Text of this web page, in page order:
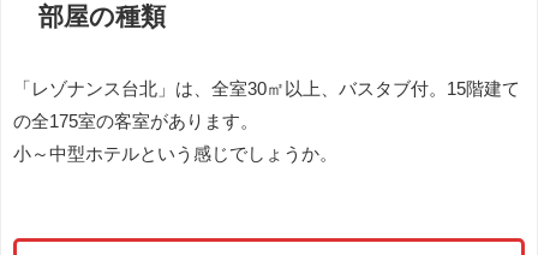
部屋の種類
「レゾナンス台北」は、全室30㎡以上、バスタブ付。15階建て
の全175室の客室があります。
小～中型ホテルという感じでしょうか。